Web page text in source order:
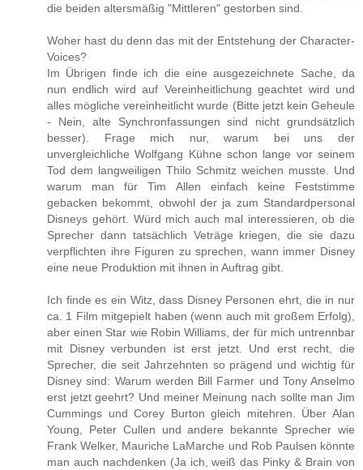
die beiden altersmäßig "Mittleren" gestorben sind.
Woher hast du denn das mit der Entstehung der Character-
Voices?
Im Übrigen finde ich die eine ausgezeichnete Sache, da
nun endlich wird auf Vereinheitlichung geachtet wird und
alles mögliche vereinheitlicht wurde (Bitte jetzt kein Geheule
- Nein, alte Synchronfassungen sind nicht grundsätzlich
besser). Frage mich nur, warum bei uns der
unvergleichliche Wolfgang Kühne schon lange vor seinem
Tod dem langweiligen Thilo Schmitz weichen musste. Und
warum man für Tim Allen einfach keine Feststimme
gebacken bekommt, obwohl der ja zum Standardpersonal
Disneys gehört. Würd mich auch mal interessieren, ob die
Sprecher dann tatsächlich Veträge kriegen, die sie dazu
verpflichten ihre Figuren zu sprechen, wann immer Disney
eine neue Produktion mit ihnen in Auftrag gibt.
Ich finde es ein Witz, dass Disney Personen ehrt, die in nur
ca. 1 Film mitgepielt haben (wenn auch mit großem Erfolg),
aber einen Star wie Robin Williams, der für mich untrennbar
mit Disney verbunden ist erst jetzt. Und erst recht, die
Sprecher, die seit Jahrzehnten so prägend und wichtig für
Disney sind: Warum werden Bill Farmer und Tony Anselmo
erst jetzt geehrt? Und meiner Meinung nach sollte man Jim
Cummings und Corey Burton gleich mitehren. Über Alan
Young, Peter Cullen und andere bekannte Sprecher wie
Frank Welker, Mauriche LaMarche und Rob Paulsen könnte
man auch nachdenken (Ja ich, weiß das Pinky & Brain von